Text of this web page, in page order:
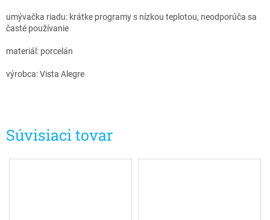
Súvisiaci tovar
umývačka riadu: krátke programy s nízkou teplotou, neodporúča sa
časté používanie
materiál: porcelán
výrobca: Vista Alegre